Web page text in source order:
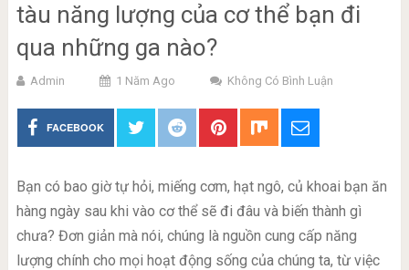
tàu năng lượng của cơ thể bạn đi
qua những ga nào?
Admin 1 Năm Ago Không Có Bình Luận
FACEBOOK
Bạn có bao giờ tự hỏi, miếng cơm, hạt ngô, củ khoai bạn ăn
hàng ngày sau khi vào cơ thể sẽ đi đâu và biến thành gì
chưa? Đơn giản mà nói, chúng là nguồn cung cấp năng
lượng chính cho mọi hoạt động sống của chúng ta, từ việc